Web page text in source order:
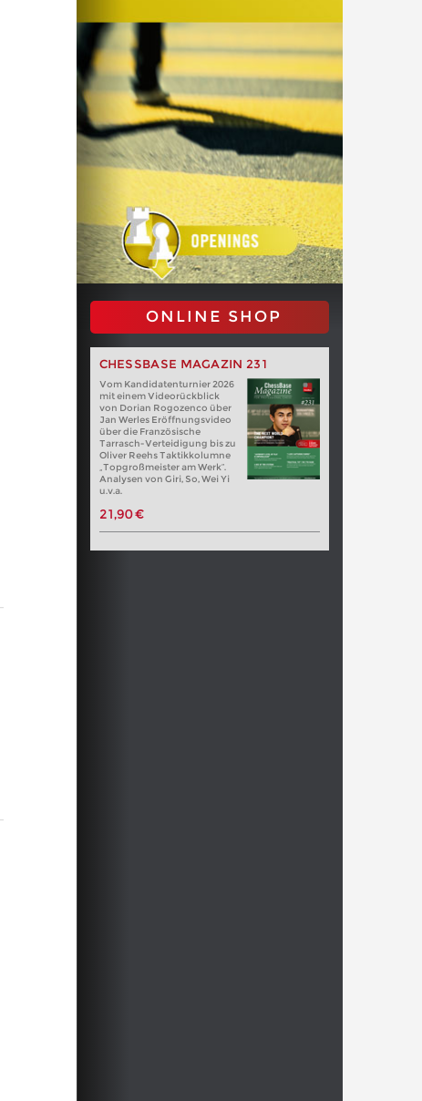
ONLINE SHOP
CHESSBASE MAGAZIN 231
Vom Kandidatenturnier 2026
mit einem Videorückblick
von Dorian Rogozenco über
Jan Werles Eröffnungsvideo
über die Französische
Tarrasch-Verteidigung bis zu
Oliver Reehs Taktikkolumne
„Topgroßmeister am Werk“.
Analysen von Giri, So, Wei Yi
u.v.a.
21,90 €